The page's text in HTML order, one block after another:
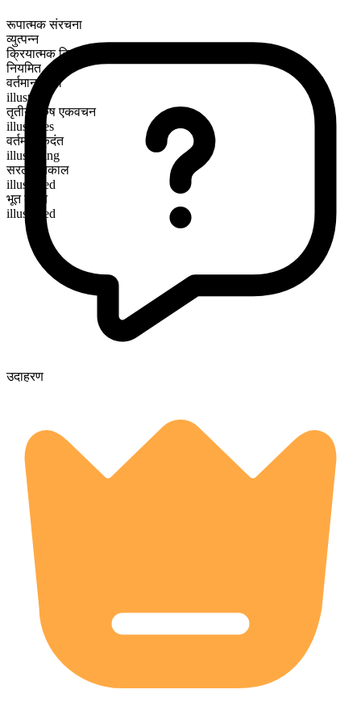
रूपात्मक संरचना
व्युत्पन्न
क्रियात्मक क्रिया
नियमित
वर्तमान काल
illustrate
तृतीय पुरुष एकवचन
illustrates
वर्तमान कृदंत
illustrating
सरल भूतकाल
illustrated
भूत कृदंत
illustrated
उदाहरण